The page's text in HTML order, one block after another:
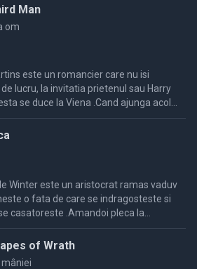
Man
om
este un romancier care nu isi
lucru, la invitatia prietenul sau Harry
se duce la Viena .Cand ajunga acolo
a murit intr un accident de
circulatie ...
Winter este un aristocrat ramas vaduv
o fata de care se indragosteste si
casatoreste .Amandoi pleca la
...
of Wrath
mâniei